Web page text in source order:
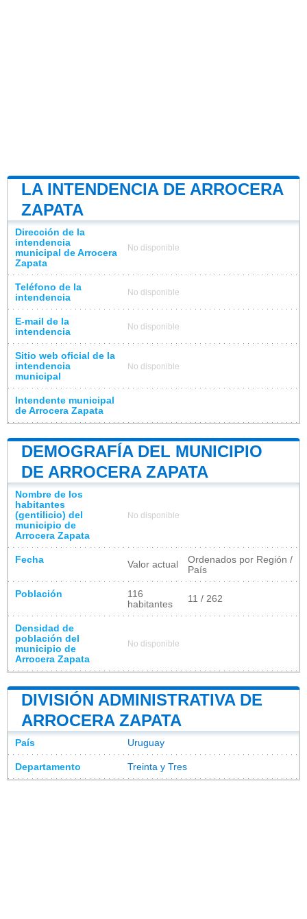
LA INTENDENCIA DE ARROCERA
ZAPATA
Dirección de la
intendencia
municipal de Arrocera
Zapata
No disponible
Teléfono de la
intendencia
No disponible
E-mail de la
intendencia
No disponible
Sitio web oficial de la
intendencia
municipal
No disponible
Intendente municipal
de Arrocera Zapata
DEMOGRAFÍA DEL MUNICIPIO
DE ARROCERA ZAPATA
Nombre de los
habitantes
(gentilicio) del
municipio de
Arrocera Zapata
No disponible
Fecha Valor actual
Ordenados por Región /
País
Población
116
habitantes
11 / 262
Densidad de
población del
municipio de
Arrocera Zapata
No disponible
DIVISIÓN ADMINISTRATIVA DE
ARROCERA ZAPATA
País Uruguay
Departamento Treinta y Tres